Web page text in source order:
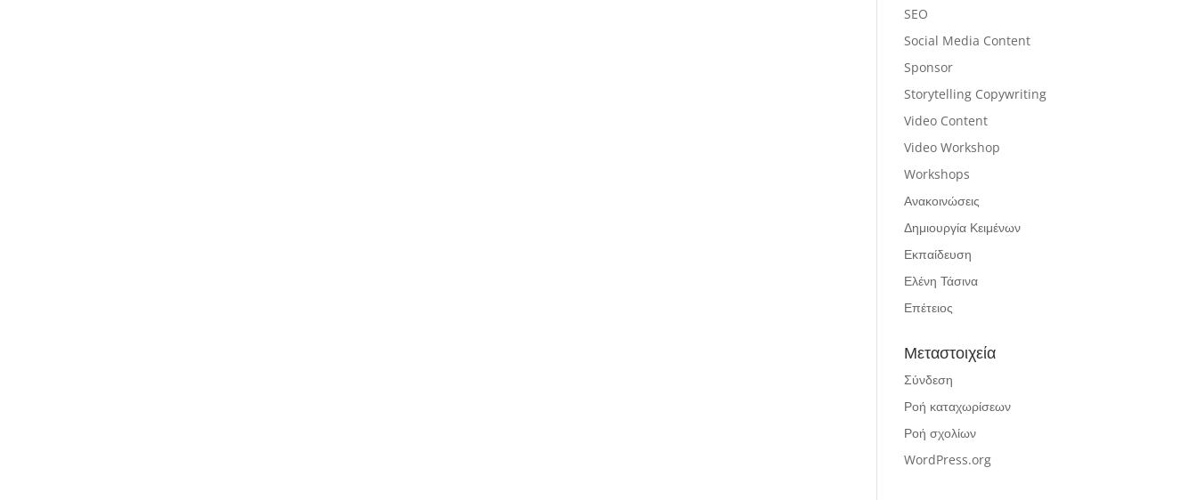
SEO
Social Media Content
Sponsor
Storytelling Copywriting
Video Content
Video Workshop
Workshops
Ανακοινώσεις
Δημιουργία Κειμένων
Εκπαίδευση
Ελένη Τάσινα
Επέτειος
Μεταστοιχεία
Σύνδεση
Ροή καταχωρίσεων
Ροή σχολίων
WordPress.org